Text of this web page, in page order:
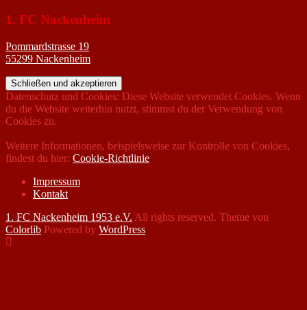
1. FC Nackenheim
Pommardstrasse 19
55299 Nackenheim
Datenschutz und Cookies: Diese Website verwendet Cookies. Wenn
du die Website weiterhin nutzt, stimmst du der Verwendung von
Cookies zu.
Weitere Informationen, beispielsweise zur Kontrolle von Cookies,
findest du hier: Cookie-Richtlinie
Impressum
Kontakt
1. FC Nackenheim 1953 e.V. All rights reserved. Theme von
Colorlib Powered by WordPress